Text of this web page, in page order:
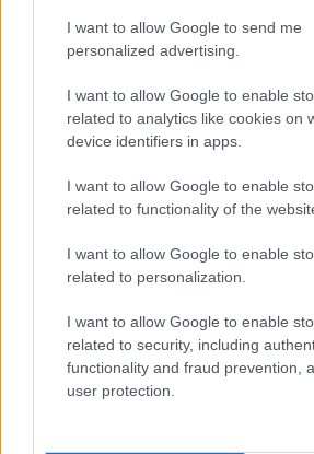
I want to allow Google to send me
personalized advertising.
I want to allow Google to enable
related to analytics like cookies on
device identifiers in apps.
I want to allow Google to enable
related to functionality of the
I want to allow Google to enable
related to personalization.
I want to allow Google to enable
related to security, including
functionality and fraud prevention,
user protection.
megjelenés előtt, de nyilván a
leállítani, így nem marad más, mint
meg olyan szép a játék (és amúgy
Most például arról "rántották le a
teljesen kikapcsolható lesz, ha
fel a tengert, hogy semmi ne
négyzetpixelét sem. Ha így
To our explorers, Assassin's
Resynced will feature an option